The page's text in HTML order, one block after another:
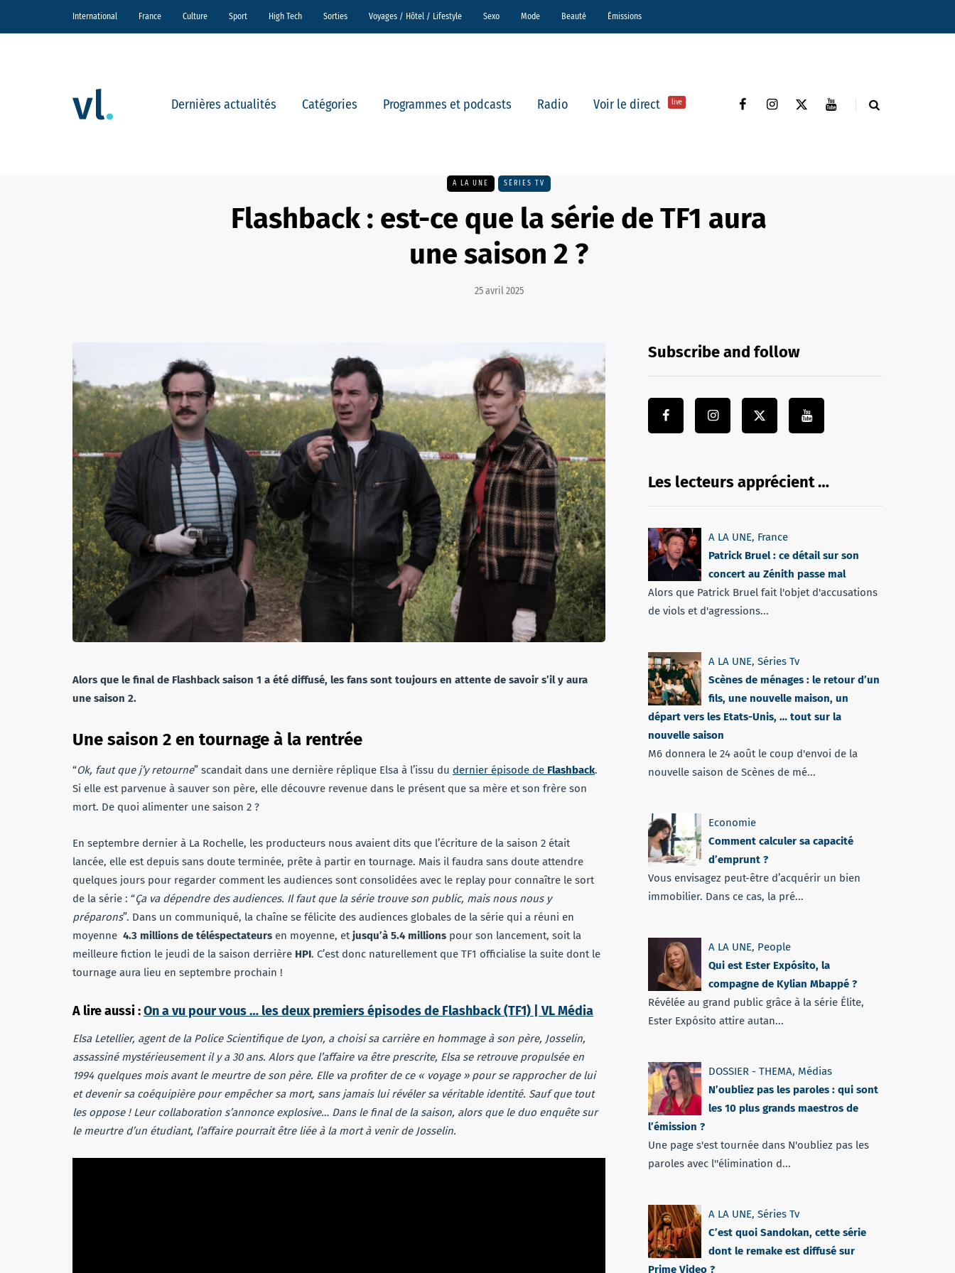
International France Culture Sport High Tech Sorties Voyages / Hôtel / Lifestyle Sexo Mode Beauté Émissions
Dernières actualités Catégories Programmes et podcasts Radio Voir le direct live
A LA UNE SÉRIES TV
Flashback : est-ce que la série de TF1 aura
une saison 2 ?
25 avril 2025
Alors que le final de Flashback saison 1 a été diffusé, les fans sont toujours en attente de savoir s’il y aura
une saison 2.
Une saison 2 en tournage à la rentrée
“Ok, faut que j’y retourne” scandait dans une dernière réplique Elsa à l’issu du dernier épisode de Flashback.
Si elle est parvenue à sauver son père, elle découvre revenue dans le présent que sa mère et son frère son
mort. De quoi alimenter une saison 2 ?
En septembre dernier à La Rochelle, les producteurs nous avaient dits que l’écriture de la saison 2 était
lancée, elle est depuis sans doute terminée, prête à partir en tournage. Mais il faudra sans doute attendre
quelques jours pour regarder comment les audiences sont consolidées avec le replay pour connaître le sort
de la série : “Ça va dépendre des audiences. Il faut que la série trouve son public, mais nous nous y
préparons”. Dans un communiqué, la chaîne se félicite des audiences globales de la série qui a réuni en
moyenne 4.3 millions de téléspectateurs en moyenne, etjusqu’à 5.4 millions pour son lancement, soit la
meilleure fiction le jeudi de la saison derrière HPI. C’est donc naturellement que TF1 officialise la suite dont le
tournage aura lieu en septembre prochain !
A lire aussi :On a vu pour vous … les deux premiers épisodes de Flashback (TF1) | VL Média
Elsa Letellier, agent de la Police Scientifique de Lyon, a choisi sa carrière en hommage à son père, Josselin,
assassiné mystérieusement il y a 30 ans. Alors que l’affaire va être prescrite, Elsa se retrouve propulsée en
1994 quelques mois avant le meurtre de son père. Elle va profiter de ce « voyage » pour se rapprocher de lui
et devenir sa coéquipière pour empêcher sa mort, sans jamais lui révéler sa véritable identité. Sauf que tout
les oppose ! Leur collaboration s’annonce explosive… Dans le final de la saison, alors que le duo enquête sur
le meurtre d’un étudiant, l’affaire pourrait être liée à la mort à venir de Josselin.
Subscribe and follow
Les lecteurs apprécient …
A LA UNE, France
Patrick Bruel : ce détail sur son
concert au Zénith passe mal
Alors que Patrick Bruel fait l'objet d'accusations
de viols et d'agressions...
A LA UNE, Séries Tv
Scènes de ménages : le retour d’un
fils, une nouvelle maison, un
départ vers les Etats-Unis, … tout sur la
nouvelle saison
M6 donnera le 24 août le coup d'envoi de la
nouvelle saison de Scènes de mé...
Economie
Comment calculer sa capacité
d’emprunt ?
Vous envisagez peut-être d’acquérir un bien
immobilier. Dans ce cas, la pré...
A LA UNE, People
Qui est Ester Expósito, la
compagne de Kylian Mbappé ?
Révélée au grand public grâce à la série Élite,
Ester Expósito attire autan...
DOSSIER - THEMA, Médias
N’oubliez pas les paroles : qui sont
les 10 plus grands maestros de
l’émission ?
Une page s'est tournée dans N'oubliez pas les
paroles avec l''élimination d...
A LA UNE, Séries Tv
C’est quoi Sandokan, cette série
dont le remake est diffusé sur
Prime Video ?